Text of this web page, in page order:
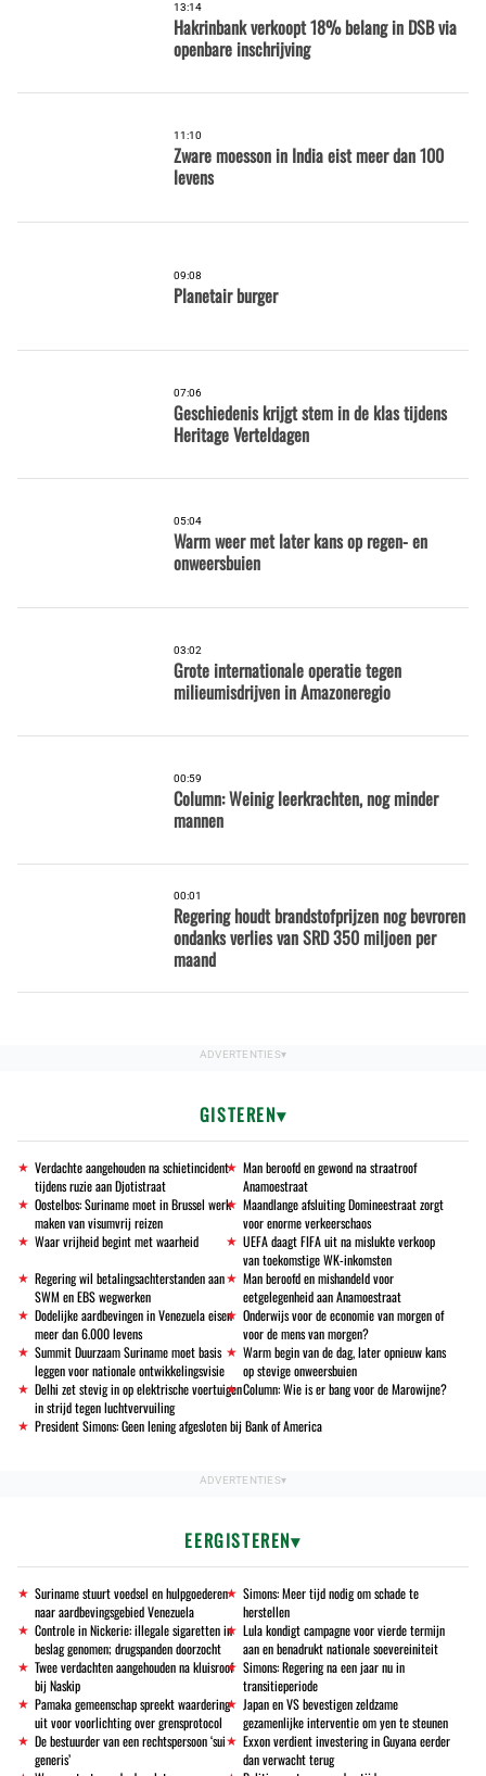
13:14
Hakrinbank verkoopt 18% belang in DSB via
openbare inschrijving
11:10
Zware moesson in India eist meer dan 100
levens
09:08
Planetair burger
07:06
Geschiedenis krijgt stem in de klas tijdens
Heritage Verteldagen
05:04
Warm weer met later kans op regen- en
onweersbuien
03:02
Grote internationale operatie tegen
milieumisdrijven in Amazoneregio
00:59
Column: Weinig leerkrachten, nog minder
mannen
00:01
Regering houdt brandstofprijzen nog bevroren
ondanks verlies van SRD 350 miljoen per
maand
GISTEREN
Verdachte aangehouden na schietincident
tijdens ruzie aan Djotistraat
Man beroofd en gewond na straatroof
Anamoestraat
Oostelbos: Suriname moet in Brussel werk
maken van visumvrij reizen
Maandlange afsluiting Domineestraat zorgt
voor enorme verkeerschaos
Waar vrijheid begint met waarheid
UEFA daagt FIFA uit na mislukte verkoop
van toekomstige WK-inkomsten
Regering wil betalingsachterstanden aan
SWM en EBS wegwerken
Man beroofd en mishandeld voor
eetgelegenheid aan Anamoestraat
Dodelijke aardbevingen in Venezuela eisen
meer dan 6.000 levens
Onderwijs voor de economie van morgen of
voor de mens van morgen?
Summit Duurzaam Suriname moet basis
leggen voor nationale ontwikkelingsvisie
Warm begin van de dag, later opnieuw kans
op stevige onweersbuien
Delhi zet stevig in op elektrische voertuigen
in strijd tegen luchtvervuiling
Column: Wie is er bang voor de Marowijne?
President Simons: Geen lening afgesloten bij Bank of America
EERGISTEREN
Suriname stuurt voedsel en hulpgoederen
naar aardbevingsgebied Venezuela
Simons: Meer tijd nodig om schade te
herstellen
Controle in Nickerie: illegale sigaretten in
beslag genomen; drugspanden doorzocht
Lula kondigt campagne voor vierde termijn
aan en benadrukt nationale soevereiniteit
Twee verdachten aangehouden na kluisroof
bij Naskip
Simons: Regering na een jaar nu in
transitieperiode
Pamaka gemeenschap spreekt waardering
uit voor voorlichting over grensprotocol
Japan en VS bevestigen zeldzame
gezamenlijke interventie om yen te steunen
De bestuurder van een rechtspersoon ‘sui
generis’
Exxon verdient investering in Guyana eerder
dan verwacht terug